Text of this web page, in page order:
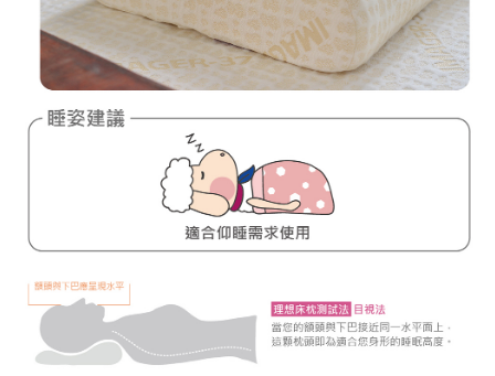
１．透過由恩沛科技股份有限公司提供之「AFTEE先享後付」服務完成之交
易，需依本服務之必要範圍內提供個人資料，並將交易相關給付款項請求債
權轉讓予恩沛科技股份有限公司。
２．關於個人資料處理事宜，請瀏覽以下網址：
https://aftee.tw/terms/#terms3
３．未成年的使用者請事先徵得法定代理人或監護人之同意方可使用
「AFTEE先享後付」，若未經同意申辦者引起之損失，本公司不負相關責
４．使用「AFTEE先享後付」時，將依據個別帳號之用戶狀況，依本公司即
時審查核予不同之上限額度；若仍有額度不足之情形，本公司將視審查結果
請求用戶進行身份認證。
５．嚴禁一人註冊多個帳號或使用他人資訊註冊。若發現惡意使用之情形，
恩沛科技股份有限公司將有權停止該用戶之使用額度並採取法律行動。